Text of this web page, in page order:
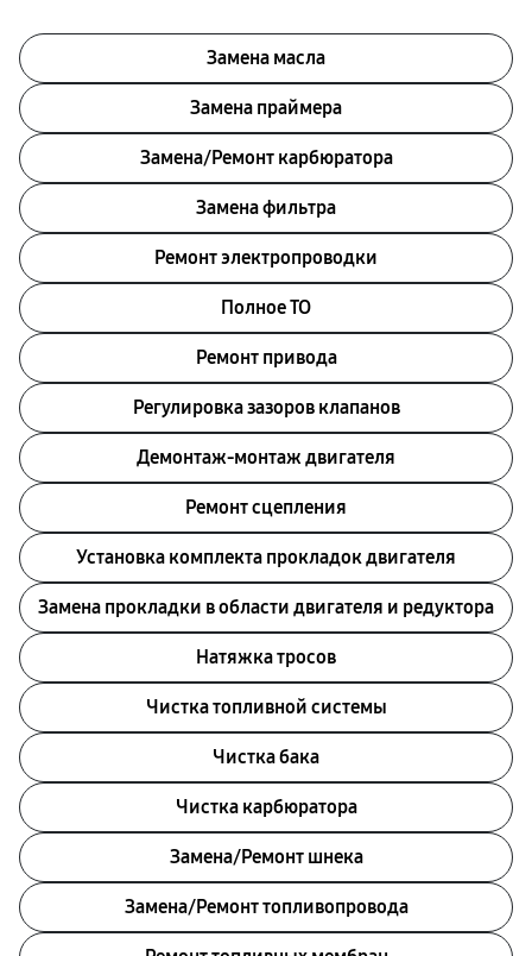
Замена масла
Замена праймера
Замена/Pемонт карбюратора
Замена фильтра
Ремонт электропроводки
Полное ТО
Ремонт привода
Регулировка зазоров клапанов
Демонтаж-монтаж двигателя
Ремонт сцепления
Установка комплекта прокладок двигателя
Замена прокладки в области двигателя и редуктора
Натяжка тросов
Чистка топливной системы
Чистка бака
Чистка карбюратора
Замена/Pемонт шнека
Замена/Pемонт топливопровода